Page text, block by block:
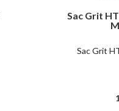
Sac Grit
Sac Grit